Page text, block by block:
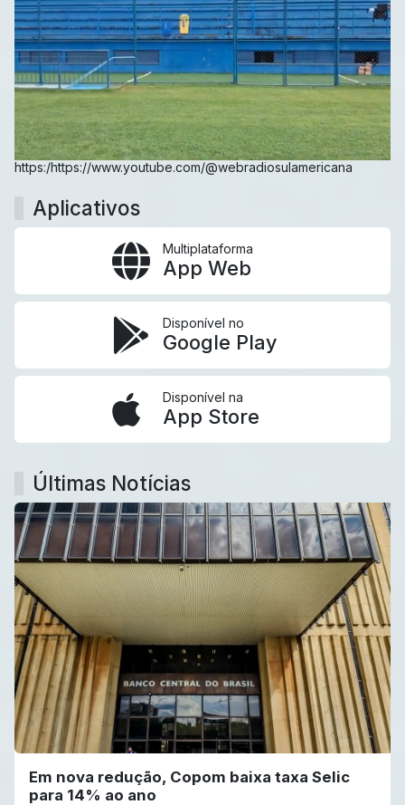
https:/https://www.youtube.com/@webradiosulamericana
Aplicativos
Multiplataforma
App Web
Disponível no
Google Play
Disponível na
App Store
Últimas Notícias
Em nova redução, Copom baixa taxa Selic
para 14% ao ano